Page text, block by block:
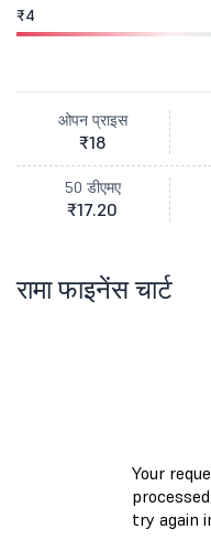
₹4
ओपन प्राइस
₹18
50 डीएमए
₹17.20
रामा फाइनेंस चार्ट